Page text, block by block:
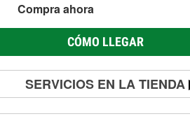
Compra ahora
CÓMO LLEGAR
SERVICIOS EN LA TIENDA
Prueba de batería